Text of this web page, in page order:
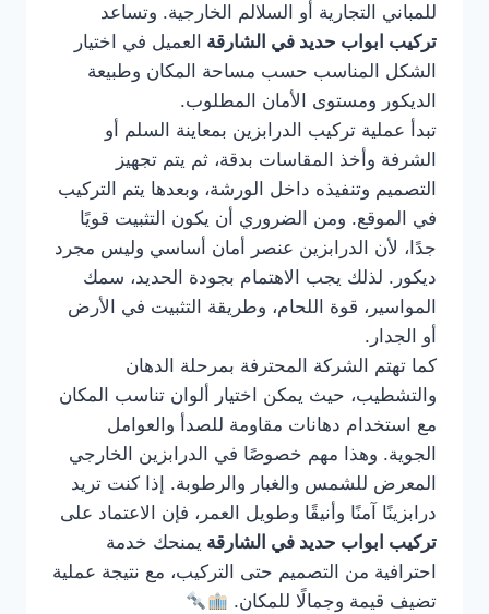
للمباني التجارية أو السلالم الخارجية. وتساعد
تركيب ابواب حديد في الشارقة العميل في اختيار
الشكل المناسب حسب مساحة المكان وطبيعة
الديكور ومستوى الأمان المطلوب.
تبدأ عملية تركيب الدرابزين بمعاينة السلم أو
الشرفة وأخذ المقاسات بدقة، ثم يتم تجهيز
التصميم وتنفيذه داخل الورشة، وبعدها يتم التركيب
في الموقع. ومن الضروري أن يكون التثبيت قويًا
جدًا، لأن الدرابزين عنصر أمان أساسي وليس مجرد
ديكور. لذلك يجب الاهتمام بجودة الحديد، سمك
المواسير، قوة اللحام، وطريقة التثبيت في الأرض
أو الجدار.
كما تهتم الشركة المحترفة بمرحلة الدهان
والتشطيب، حيث يمكن اختيار ألوان تناسب المكان
مع استخدام دهانات مقاومة للصدأ والعوامل
الجوية. وهذا مهم خصوصًا في الدرابزين الخارجي
المعرض للشمس والغبار والرطوبة. إذا كنت تريد
درابزينًا آمنًا وأنيقًا وطويل العمر، فإن الاعتماد على
تركيب ابواب حديد في الشارقة يمنحك خدمة
احترافية من التصميم حتى التركيب، مع نتيجة عملية
تضيف قيمة وجمالًا للمكان.